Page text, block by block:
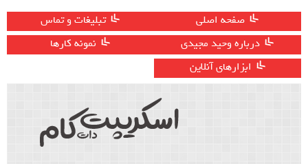
صفحه اصلی
تبلیغات و تماس
درباره وحید مجیدی
نمونه کارها
ابزارهای آنلاین